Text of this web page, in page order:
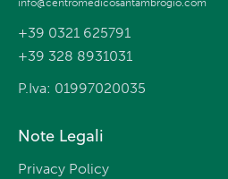
info@centromedicosantambrogio.com
+39 0321 625791
+39 328 8931031
P.Iva: 01997020035
Note Legali
Privacy Policy